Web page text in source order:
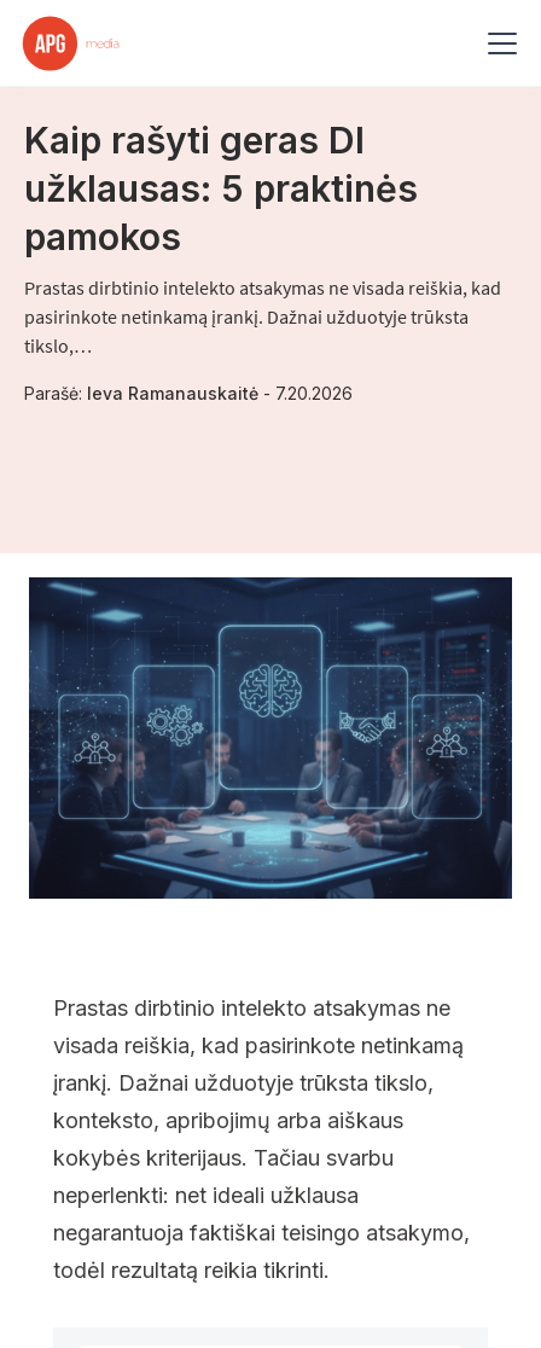
Straipsnis
Kaip rašyti geras DI
užklausas: 5 praktinės
pamokos
Prastas dirbtinio intelekto atsakymas ne visada reiškia, kad
pasirinkote netinkamą įrankį. Dažnai užduotyje trūksta
tikslo,…
Parašė: Ieva Ramanauskaitė - 7.20.2026
Prastas dirbtinio intelekto atsakymas ne
visada reiškia, kad pasirinkote netinkamą
įrankį. Dažnai užduotyje trūksta tikslo,
konteksto, apribojimų arba aiškaus
kokybės kriterijaus. Tačiau svarbu
neperlenkti: net ideali užklausa
negarantuoja faktiškai teisingo atsakymo,
todėl rezultatą reikia tikrinti.